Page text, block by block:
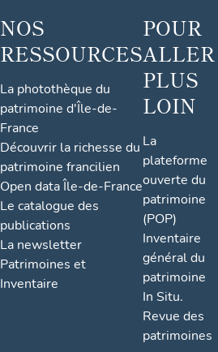
NOS
RESSOURCES
La photothèque du
patrimoine d'Île-de-
France
Découvrir la richesse du
patrimoine francilien
Open data Île-de-France
Le catalogue des
publications
La newsletter
Patrimoines et
Inventaire
POUR
ALLER
PLUS
LOIN
La
plateforme
ouverte du
patrimoine
(POP)
Inventaire
général du
patrimoine
In Situ.
Revue des
patrimoines